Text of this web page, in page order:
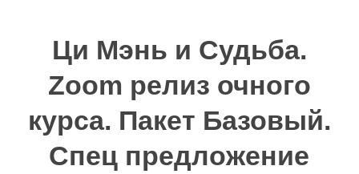
Ци Мэнь и Судьба.
Zoom релиз очного
курса. Пакет Базовый.
Спец предложение